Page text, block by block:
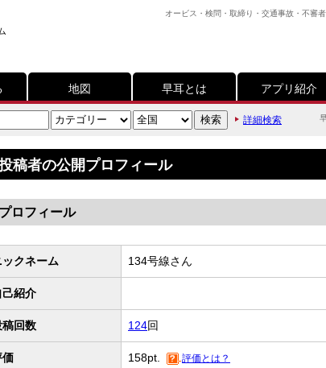
オービス・検問・取締り・交通事故・不審
地図 早耳とは アプリ紹介
詳細検索
稿者の公開プロフィール
プロフィール
ックネーム 134号線さん
己紹介
稿回数 124回
価 158pt. 評価とは？